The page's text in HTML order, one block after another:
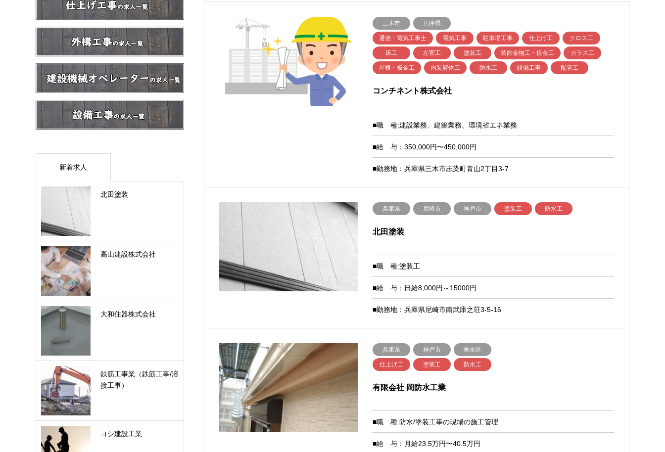
三木市 兵庫県
通信・電気工事士 電気工事 駐車場工事 仕上げ工 クロス工
床工 左官工 塗装工 装飾金物工・板金工 ガラス工
屋根・板金工 内装解体工 防水工 設備工事 配管工
コンチネント株式会社
■職 種:建設業務、建築業務、環境省エネ業務
■給 与：350,000円〜450,000円
■勤務地：兵庫県三木市志染町青山2丁目3-7
兵庫県 尼崎市 神戸市 塗装工 防水工
北田塗装
■職 種:塗装工
■給 与：日給8,000円～15000円
■勤務地：兵庫県尼崎市南武庫之荘3-5-16
兵庫県 神戸市 垂水区
仕上げ工 塗装工 防水工
有限会社 岡防水工業
■職 種:防水/塗装工事の現場の施工管理
■給 与：月給23.5万円〜40.5万円
新着求人
北田塗装
高山建設株式会社
大和住器株式会社
鉄筋工事業（鉄筋工事/溶
接工事）
ヨシ建設工業